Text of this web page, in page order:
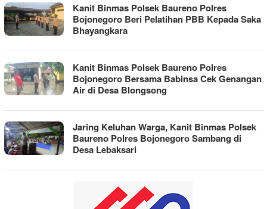
Kanit Binmas Polsek Baureno Polres
Bojonegoro Beri Pelatihan PBB Kepada Saka
Bhayangkara
Kanit Binmas Polsek Baureno Polres
Bojonegoro Bersama Babinsa Cek Genangan
Air di Desa Blongsong
Jaring Keluhan Warga, Kanit Binmas Polsek
Baureno Polres Bojonegoro Sambang di
Desa Lebaksari